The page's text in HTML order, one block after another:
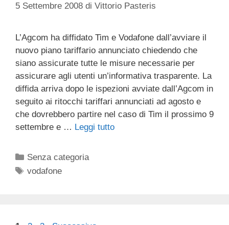
5 Settembre 2008 di Vittorio Pasteris
L’Agcom ha diffidato Tim e Vodafone dall’avviare il
nuovo piano tariffario annunciato chiedendo che
siano assicurate tutte le misure necessarie per
assicurare agli utenti un’informativa trasparente. La
diffida arriva dopo le ispezioni avviate dall’Agcom in
seguito ai ritocchi tariffari annunciati ad agosto e
che dovrebbero partire nel caso di Tim il prossimo 9
settembre e … Leggi tutto
Categorie
Senza categoria
Tag
vodafone